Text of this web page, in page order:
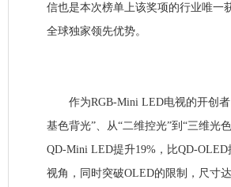
信也是本次榜单上该奖项的行业唯一
全球独家领先优势。
作为RGB-Mini LED电视的开创者
基色背光”、从“二维控光”到“三维光
QD-Mini LED提升19%，比QD-
视角，同时突破OLED的限制，尺寸